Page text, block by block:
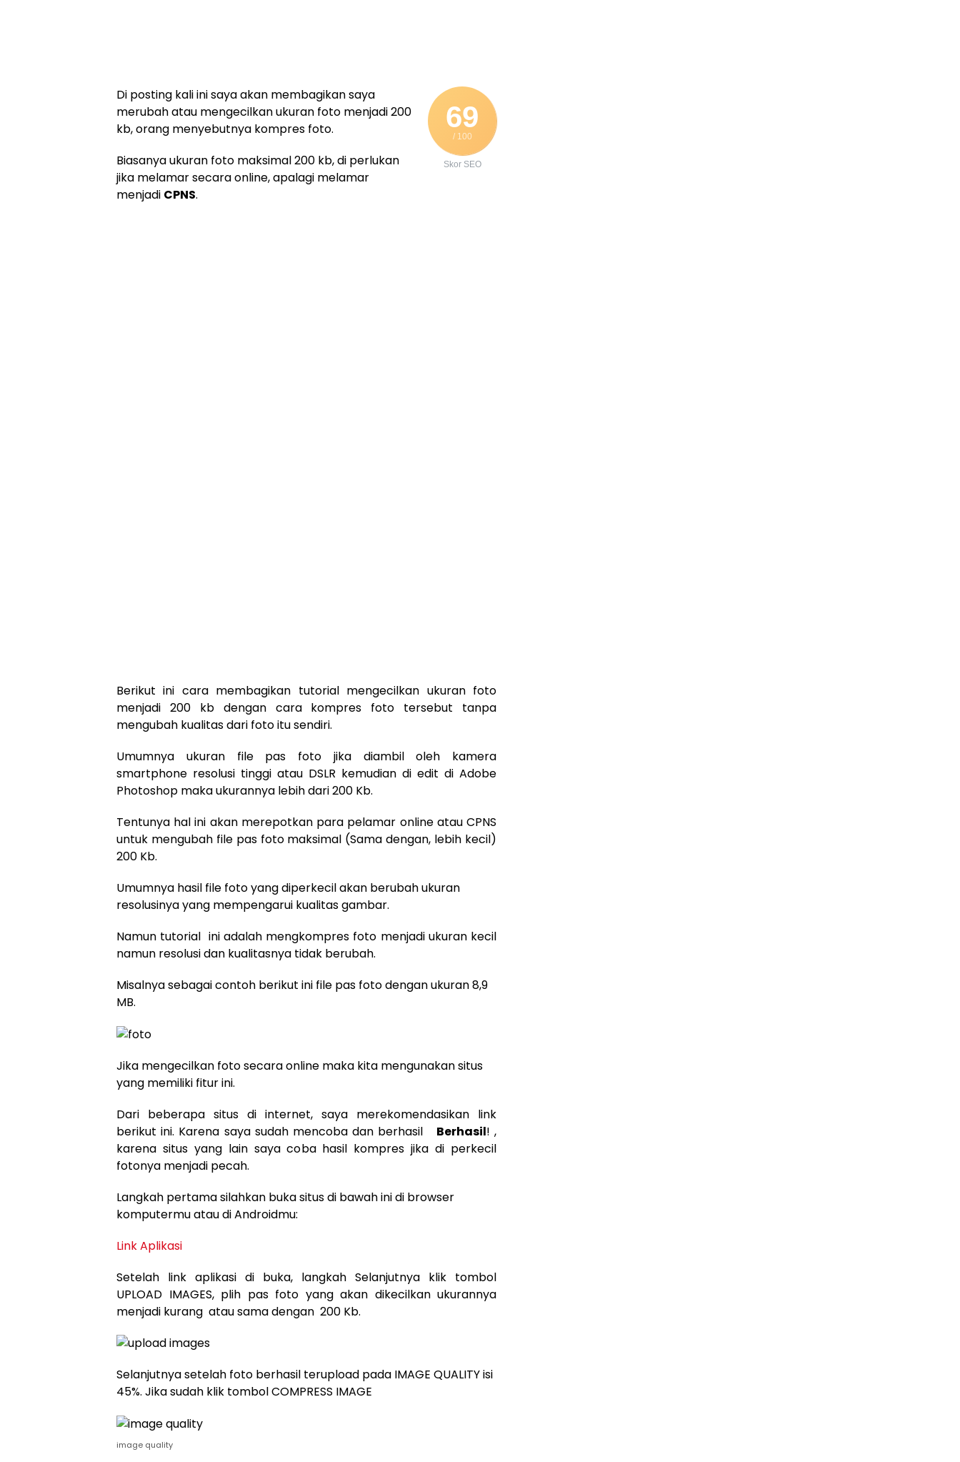
69
/ 100
Skor SEO
Di posting kali ini saya akan membagikan saya
merubah atau mengecilkan ukuran foto menjadi 200
kb, orang menyebutnya kompres foto.
Biasanya ukuran foto maksimal 200 kb, di perlukan
jika melamar secara online, apalagi melamar
menjadi CPNS.
Berikut ini cara membagikan tutorial mengecilkan ukuran foto
menjadi 200 kb dengan cara kompres foto tersebut tanpa
mengubah kualitas dari foto itu sendiri.
Umumnya ukuran file pas foto jika diambil oleh kamera
smartphone resolusi tinggi atau DSLR kemudian di edit di Adobe
Photoshop maka ukurannya lebih dari 200 Kb.
Tentunya hal ini akan merepotkan para pelamar online atau CPNS
untuk mengubah file pas foto maksimal (Sama dengan, lebih kecil)
200 Kb.
Umumnya hasil file foto yang diperkecil akan berubah ukuran
resolusinya yang mempengarui kualitas gambar.
Namun tutorial ini adalah mengkompres foto menjadi ukuran kecil
namun resolusi dan kualitasnya tidak berubah.
Misalnya sebagai contoh berikut ini file pas foto dengan ukuran 8,9
MB.
Jika mengecilkan foto secara online maka kita mengunakan situs
yang memiliki fitur ini.
Dari beberapa situs di internet, saya merekomendasikan link
berikut ini. Karena saya sudah mencoba dan berhasil Berhasil! ,
karena situs yang lain saya coba hasil kompres jika di perkecil
fotonya menjadi pecah.
Langkah pertama silahkan buka situs di bawah ini di browser
komputermu atau di Androidmu:
Link Aplikasi
Setelah link aplikasi di buka, langkah Selanjutnya klik tombol
UPLOAD IMAGES, plih pas foto yang akan dikecilkan ukurannya
menjadi kurang atau sama dengan 200 Kb.
Selanjutnya setelah foto berhasil terupload pada IMAGE QUALITY isi
45%. Jika sudah klik tombol COMPRESS IMAGE
image quality